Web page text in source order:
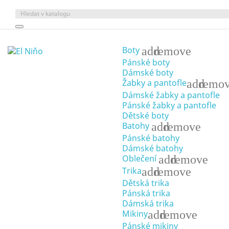
Boty addremove
Pánské boty
Dámské boty
Žabky a pantofleadd
Dámské žabky a pantofle
Pánské žabky a pantofle
Dětské boty
Batohy addremove
Pánské batohy
Dámské batohy
Oblečení addremove
Trikaaddremove
Dětská trika
Pánská trika
Dámská trika
Mikinyaddremove
Pánské mikiny